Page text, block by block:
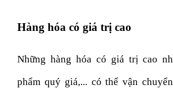
Hàng hóa có giá trị cao
Những hàng hóa có giá trị cao
phẩm quý giá,... có thể vận